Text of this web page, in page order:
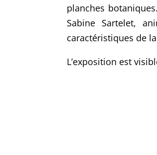
planches
Sabine Sartelet,
caractéristiques de
L’exposition est